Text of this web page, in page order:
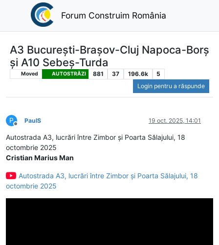
Forum Construim România
A3 București-Brașov-Cluj Napoca-Borș
și A10 Sebeș-Turda
Moved AUTOSTRĂZI 881 37 196.6k
5
Login pentru a răspunde
P
Deconectat
PaulS 19 oct. 2025, 14:01
Autostrada A3, lucrări între Zimbor și Poarta Sălajului, 18
octombrie 2025
Cristian Marius Man
Autostrada A3, lucrări între Zimbor și Poarta Sălajului, 18
octombrie 2025